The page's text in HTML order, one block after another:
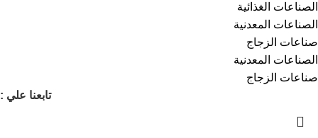
الصناعات الغذائية
الصناعات المعدنية
صناعات الزجاج
الصناعات المعدنية
صناعات الزجاج
تابعنا علي :